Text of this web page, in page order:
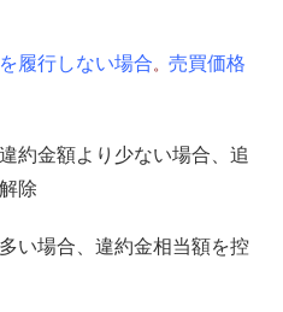
履行しない場合。 売買価格
約金額より少ない場合、追
除
い場合、違約金相当額を控